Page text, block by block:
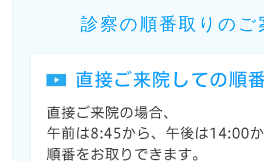
診察の順番取りのご